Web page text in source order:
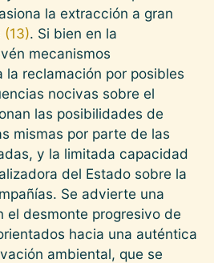
la extracción a gran
(13). Si bien en la
mecanismos
la reclamación por posibles
nocivas sobre el
las posibilidades de
mismas por parte de las
y la limitada capacidad
del Estado sobre la
Se advierte una
el desmonte progresivo de
hacia una auténtica
ambiental, que se